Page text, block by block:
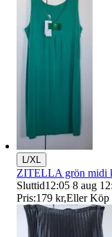
L/XL
ZITELLA grön midi
Sluttid12:05 8 aug
Pris:179 kr,Eller Köp